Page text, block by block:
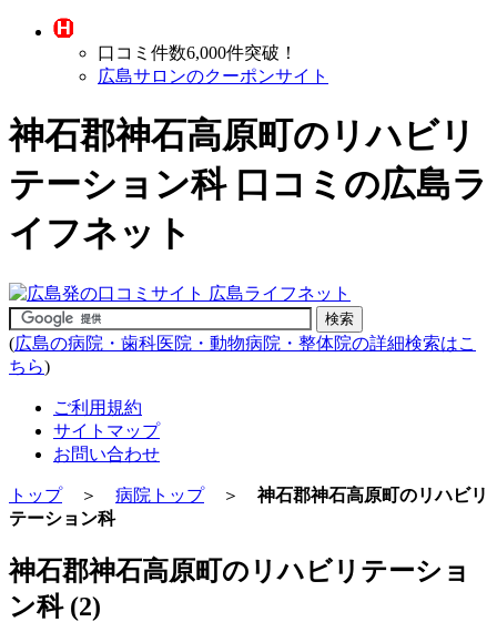
口コミ件数6,000件突破！
広島サロンのクーポンサイト
神石郡神石高原町のリハビリ
テーション科 口コミの広島ラ
イフネット
(広島の病院・歯科医院・動物病院・整体院の詳細検索はこ
ちら)
ご利用規約
サイトマップ
お問い合わせ
トップ＞ 病院トップ＞神石郡神石高原町のリハビリ
テーション科
神石郡神石高原町のリハビリテーショ
ン科 (2)